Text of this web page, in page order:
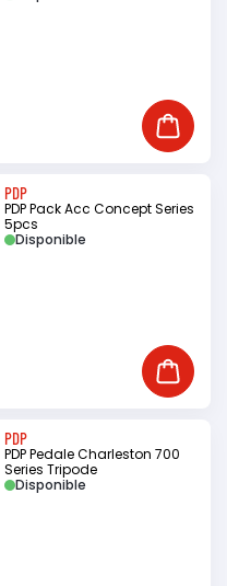
Ajouter
PDP
PDP Pack Acc Concept Series
5pcs
Disponible
Ajouter
PDP
PDP Pedale Charleston 700
Series Tripode
Disponible